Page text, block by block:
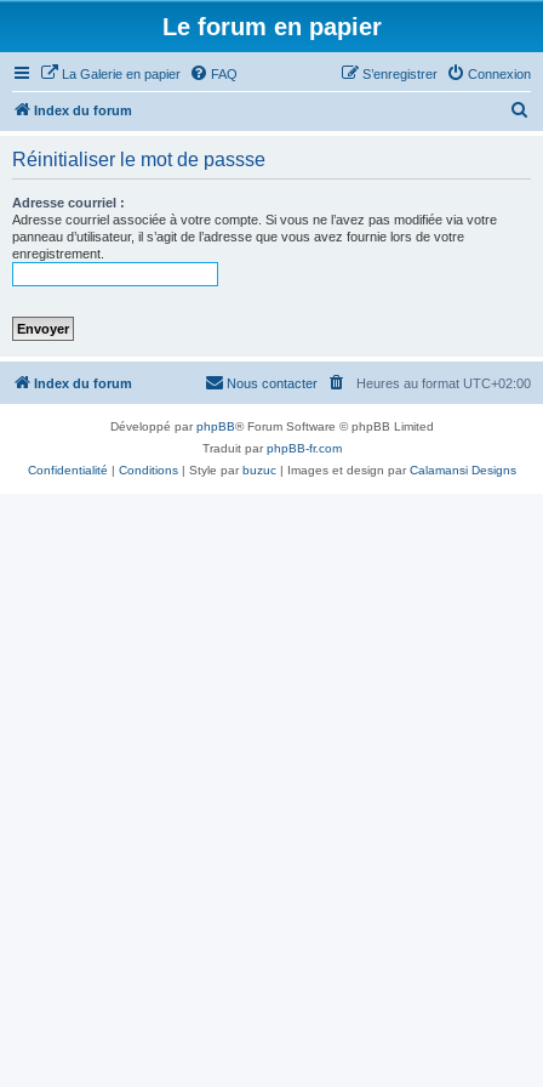
Le forum en papier
La Galerie en papier FAQ Connexion
S’enregistrer
Index du forum
Réinitialiser le mot de passse
Adresse courriel :
Adresse courriel associée à votre compte. Si vous ne l’avez pas modifiée via votre
panneau d’utilisateur, il s’agit de l’adresse que vous avez fournie lors de votre
enregistrement.
Index du forum Heures au format UTC+02:00
Nous contacter
Développé parphpBB® Forum Software © phpBB Limited
Traduit parphpBB-fr.com
Confidentialité | Conditions| Style parbuzuc| Images et design parCalamansi Designs